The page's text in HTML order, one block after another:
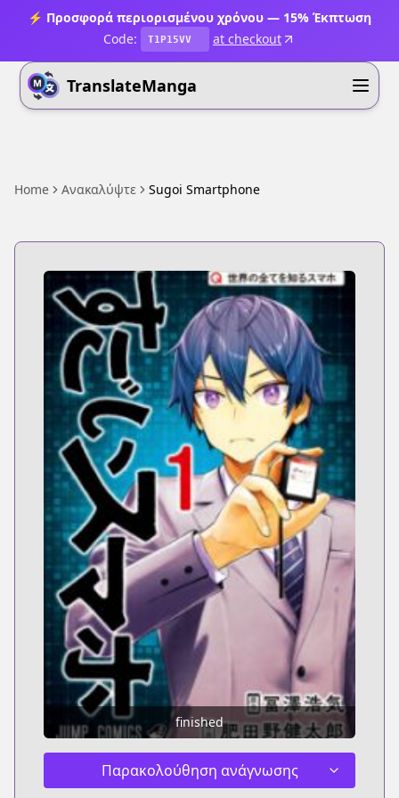
⚡ Προσφορά περιορισμένου χρόνου — 15% Έκπτωση
Code:
T1P15VV at checkout
TranslateManga
Home Ανακαλύψτε Sugoi Smartphone
finished
Παρακολούθηση ανάγνωσης